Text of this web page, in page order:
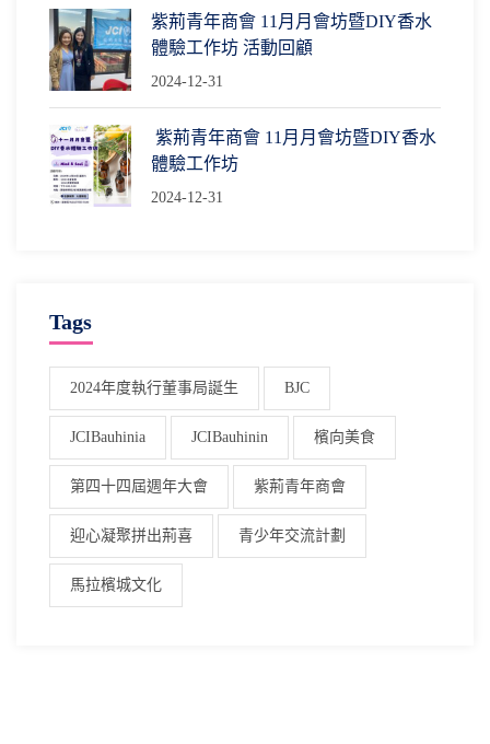
紫荊青年商會 11月月會坊暨DIY香水
體驗工作坊 活動回顧
2024-12-31
紫荊青年商會 11月月會坊暨DIY香水
體驗工作坊
2024-12-31
Tags
2024年度執行董事局誕生 BJC
JCIBauhinia JCIBauhinin 檳向美食
第四十四屆週年大會 紫荊青年商會
迎心凝聚拼出荊喜 青少年交流計劃
馬拉檳城文化